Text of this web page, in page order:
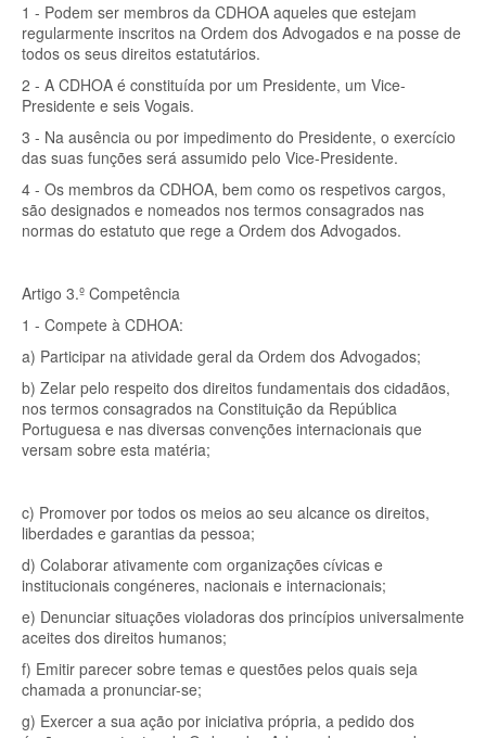
1 - Podem ser membros da CDHOA aqueles que estejam
regularmente inscritos na Ordem dos Advogados e na posse de
todos os seus direitos estatutários.
2 - A CDHOA é constituída por um Presidente, um Vice-
Presidente e seis Vogais.
3 - Na ausência ou por impedimento do Presidente, o exercício
das suas funções será assumido pelo Vice-Presidente.
4 - Os membros da CDHOA, bem como os respetivos cargos,
são designados e nomeados nos termos consagrados nas
normas do estatuto que rege a Ordem dos Advogados.
Artigo 3.º Competência
1 - Compete à CDHOA:
a) Participar na atividade geral da Ordem dos Advogados;
b) Zelar pelo respeito dos direitos fundamentais dos cidadãos,
nos termos consagrados na Constituição da República
Portuguesa e nas diversas convenções internacionais que
versam sobre esta matéria;
c) Promover por todos os meios ao seu alcance os direitos,
liberdades e garantias da pessoa;
d) Colaborar ativamente com organizações cívicas e
institucionais congéneres, nacionais e internacionais;
e) Denunciar situações violadoras dos princípios universalmente
aceites dos direitos humanos;
f) Emitir parecer sobre temas e questões pelos quais seja
chamada a pronunciar-se;
g) Exercer a sua ação por iniciativa própria, a pedido dos